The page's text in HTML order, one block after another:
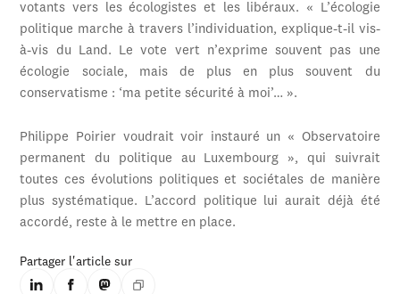
votants vers les écologistes et les libéraux. « L’écologie
politique marche à travers l’individuation, explique-t-il vis-
à-vis du Land. Le vote vert n’exprime souvent pas une
écologie sociale, mais de plus en plus souvent du
conservatisme : ‘ma petite sécurité à moi’… ».
Philippe Poirier voudrait voir instauré un « Observatoire
permanent du politique au Luxembourg », qui suivrait
toutes ces évolutions politiques et sociétales de manière
plus systématique. L’accord politique lui aurait déjà été
accordé, reste à le mettre en place.
Partager l'article sur